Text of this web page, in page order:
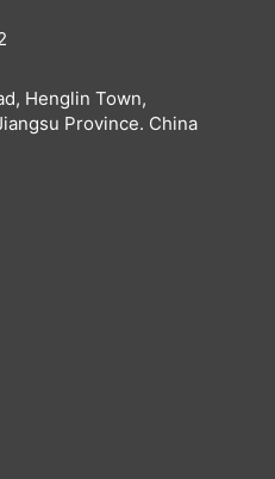
Henglin Town,
Province. China